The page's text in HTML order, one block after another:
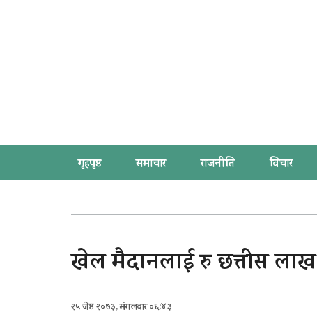
गृहपृष्ठ समाचार राजनीति विचार
खेल मैदानलाई रु छत्तीस लाख
२५ जेष्ठ २०७३, मंगलवार ०६:४३